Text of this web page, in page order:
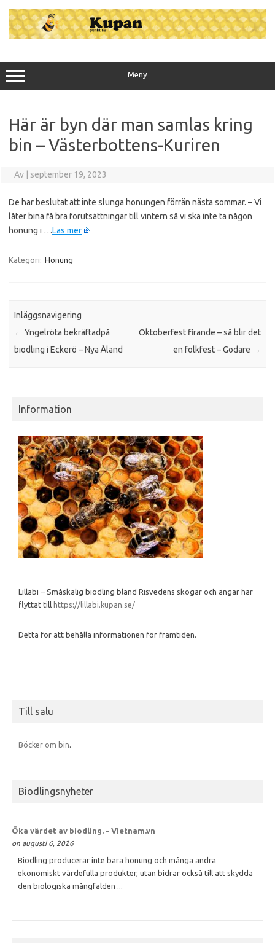
innehåll
Meny
Här är byn där man samlas kring
bin – Västerbottens-Kuriren
Av september 19, 2023
De har beslutat att inte slunga honungen förrän nästa sommar. – Vi
låter bina få bra förutsättningar till vintern så vi ska inte ta någon
honung i …Läs mer
Kategori: Honung
Inläggsnavigering
← Yngelröta bekräftadpå
biodling i Eckerö – Nya Åland
Oktoberfest firande – så blir det
en folkfest – Godare →
Information
Lillabi – Småskalig biodling bland Risvedens skogar och ängar har
flyttat till https://lillabi.kupan.se/
Detta för att behålla informationen för framtiden.
Till salu
Böcker om bin.
Biodlingsnyheter
Öka värdet av biodling. - Vietnam.vn
on augusti 6, 2026
Biodling producerar inte bara honung och många andra
ekonomiskt värdefulla produkter, utan bidrar också till att skydda
den biologiska mångfalden ...